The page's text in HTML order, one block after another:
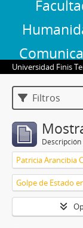
Universidad Finis
Filtros
Patricia Arancibia
Golpe de Estado